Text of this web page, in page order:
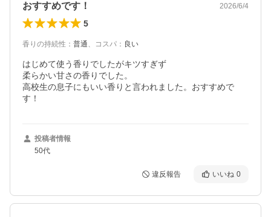
おすすめです！ 2026/6/4
5
香りの持続性 ： 普通、 コスパ ： 良い
はじめて使う香りでしたがキツすぎず
柔らかい甘さの香りでした。
高校生の息子にもいい香りと言われました。おすすめで
す！
投稿者情報
50代
違反報告 いいね 0